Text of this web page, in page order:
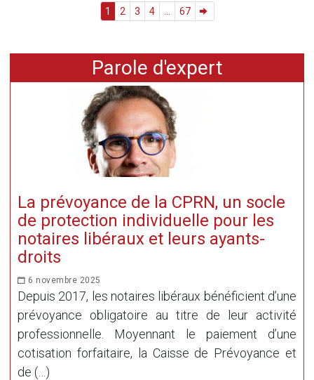
1 2 3 4 67
Parole d'expert
La prévoyance de la CPRN, un socle
de protection individuelle pour les
notaires libéraux et leurs ayants-
droits
6 novembre 2025
Depuis 2017, les notaires libéraux bénéficient d’une
prévoyance obligatoire au titre de leur activité
professionnelle. Moyennant le paiement d’une
cotisation forfaitaire, la Caisse de Prévoyance et
de (…)